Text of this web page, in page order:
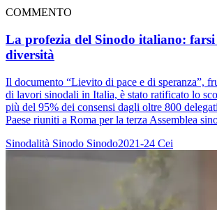
COMMENTO
La profezia del Sinodo italiano:
diversità
Il documento “Lievito di pace e di speranza”,
di lavori sinodali in Italia, è stato ratificato lo
più del 95% dei consensi dagli oltre 800
Paese riuniti a Roma per la terza Assemblea
Sinodalità Sinodo Sinodo2021-24 Cei